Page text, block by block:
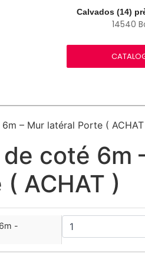
Calvados (14)
14540
– Mur latéral Porte ( ACHAT
de coté 6m
ACHAT )
-